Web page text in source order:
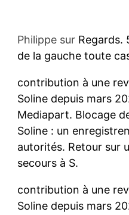
Philippesur Regards.
de la gauche toute
contribution à une
Soline depuis mars
Mediapart. Blocage
Soline : un
autorités. Retour sur
secours à S.
contribution à une
Soline depuis mars